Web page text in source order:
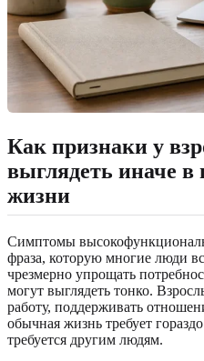
Как признаки у
выглядеть иначе в
жизни
Симптомы
фраза, которую многие люди
чрезмерно упрощать
могут выглядеть тонко.
работу, поддерживать
обычная жизнь требует
требуется другим людям.